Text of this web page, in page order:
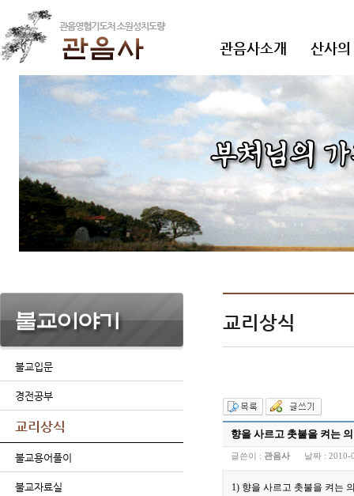
관음사소개 산사
불교입문
경전공부
교리상식
불교용어풀이
불교자료실
교리상식
향을 사르고 촛불을 켜는
글쓴이 : 관음사 날짜 : 2010-
1) 향을 사르고 촛불을 켜는